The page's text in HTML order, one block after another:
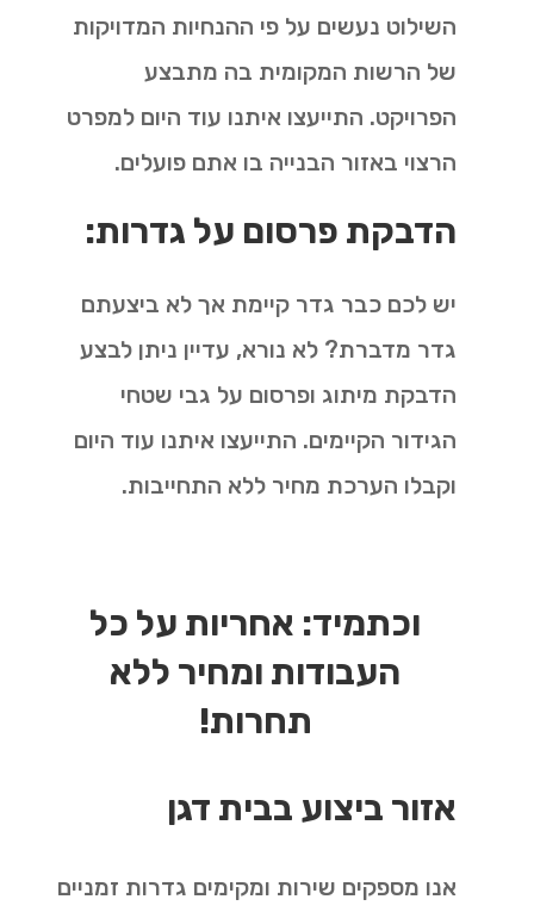
השילוט נעשים על פי ההנחיות המדויקות
של הרשות המקומית בה מתבצע
הפרויקט. התייעצו איתנו עוד היום למפרט
הרצוי באזור הבנייה בו אתם פועלים.
הדבקת פרסום על גדרות:
יש לכם כבר גדר קיימת אך לא ביצעתם
גדר מדברת? לא נורא, עדיין ניתן לבצע
הדבקת מיתוג ופרסום על גבי שטחי
הגידור הקיימים. התייעצו איתנו עוד היום
וקבלו הערכת מחיר ללא התחייבות.
וכתמיד: אחריות על כל
העבודות ומחיר ללא
תחרות!
אזור ביצוע בבית דגן
אנו מספקים שירות ומקימים גדרות זמניים